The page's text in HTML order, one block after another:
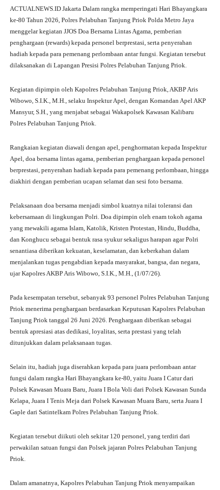
ts
A
pp
gr
a
m
bo
ok
tte
r
re
ACTUALNEWS.ID Jakarta Dalam rangka memperingati Hari Bhayangkara
ke-80 Tahun 2026, Polres Pelabuhan Tanjung Priok Polda Metro Jaya
menggelar kegiatan JJOS Doa Bersama Lintas Agama, pemberian
penghargaan (rewards) kepada personel berprestasi, serta penyerahan
hadiah kepada para pemenang perlombaan antar fungsi. Kegiatan tersebut
dilaksanakan di Lapangan Presisi Polres Pelabuhan Tanjung Priok.
Kegiatan dipimpin oleh Kapolres Pelabuhan Tanjung Priok, AKBP Aris
Wibowo, S.I.K., M.H., selaku Inspektur Apel, dengan Komandan Apel AKP
Mansyur, S.H., yang menjabat sebagai Wakapolsek Kawasan Kalibaru
Polres Pelabuhan Tanjung Priok.
Rangkaian kegiatan diawali dengan apel, penghormatan kepada Inspektur
Apel, doa bersama lintas agama, pemberian penghargaan kepada personel
berprestasi, penyerahan hadiah kepada para pemenang perlombaan, hingga
diakhiri dengan pemberian ucapan selamat dan sesi foto bersama.
Pelaksanaan doa bersama menjadi simbol kuatnya nilai toleransi dan
kebersamaan di lingkungan Polri. Doa dipimpin oleh enam tokoh agama
yang mewakili agama Islam, Katolik, Kristen Protestan, Hindu, Buddha,
dan Konghucu sebagai bentuk rasa syukur sekaligus harapan agar Polri
senantiasa diberikan kekuatan, keselamatan, dan keberkahan dalam
menjalankan tugas pengabdian kepada masyarakat, bangsa, dan negara,
ujar Kapolres AKBP Aris Wibowo, S.I.K., M.H., (1/07/26).
Pada kesempatan tersebut, sebanyak 93 personel Polres Pelabuhan Tanjung
Priok menerima penghargaan berdasarkan Keputusan Kapolres Pelabuhan
Tanjung Priok tanggal 26 Juni 2026. Penghargaan diberikan sebagai
bentuk apresiasi atas dedikasi, loyalitas, serta prestasi yang telah
ditunjukkan dalam pelaksanaan tugas.
Selain itu, hadiah juga diserahkan kepada para juara perlombaan antar
fungsi dalam rangka Hari Bhayangkara ke-80, yaitu Juara I Catur dari
Polsek Kawasan Muara Baru, Juara I Bola Voli dari Polsek Kawasan Sunda
Kelapa, Juara I Tenis Meja dari Polsek Kawasan Muara Baru, serta Juara I
Gaple dari Satintelkam Polres Pelabuhan Tanjung Priok.
Kegiatan tersebut diikuti oleh sekitar 120 personel, yang terdiri dari
perwakilan satuan fungsi dan Polsek jajaran Polres Pelabuhan Tanjung
Priok.
Dalam amanatnya, Kapolres Pelabuhan Tanjung Priok menyampaikan